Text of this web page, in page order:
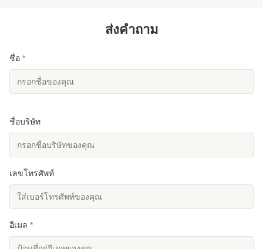
ส่งคำถาม
ชื่อ *
ชื่อบริษัท
เลขโทรศัพท์
อีเมล *